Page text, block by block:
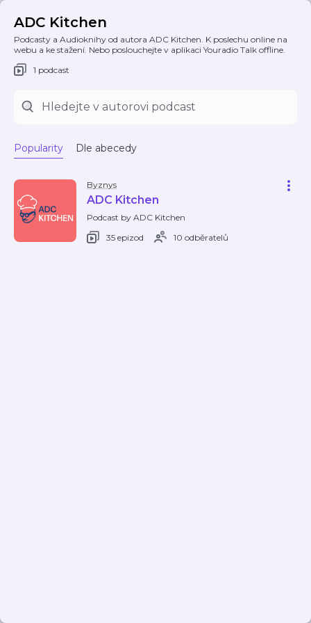
ADC Kitchen
Podcasty a Audioknihy od autora ADC Kitchen. K poslechu online na
webu a ke stažení. Nebo poslouchejte v aplikaci Youradio Talk offline.
1 podcast
Popularity Dle abecedy
Byznys
ADC Kitchen
Podcast by ADC Kitchen
35 epizod
10 odběratelů